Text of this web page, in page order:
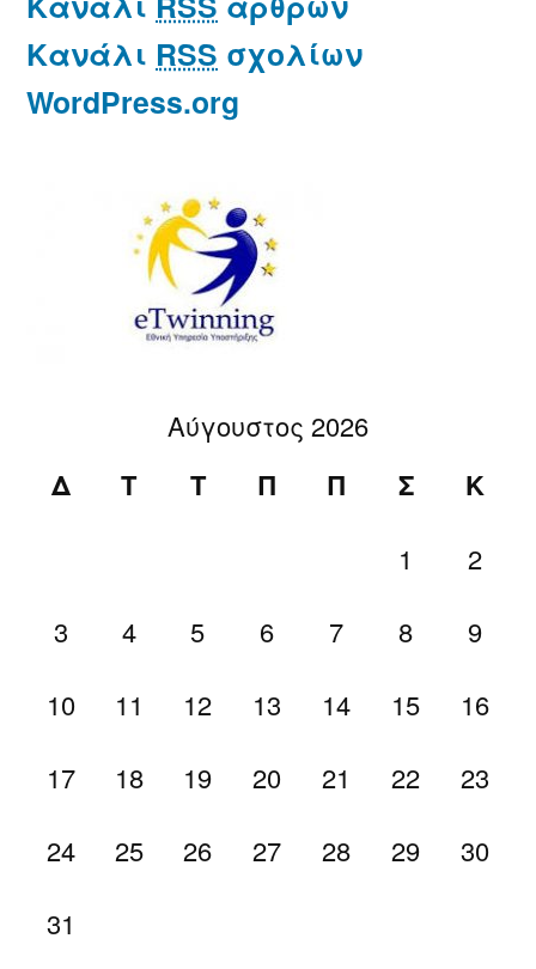
Κανάλι RSS σχολίων
WordPress.org
Αύγουστος 2026
Δ Τ Τ Π Π Σ Κ
1
2
3
4 5 6 7 8
9
10
11 12 13 14 15
16
17
18 19 20 21 22
23
24
25 26 27 28 29
30
31